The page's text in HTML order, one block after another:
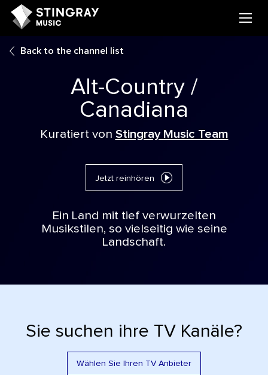
Back to the channel list
Alt-Country /
Canadiana
Kuratiert von Stingray Music Team
Jetzt reinhören
Ein Land mit tief verwurzelten
Musikstilen, so vielseitig wie seine
Landschaft.
Sie suchen ihre TV Kanäle?
Wählen Sie Ihren TV Anbieter